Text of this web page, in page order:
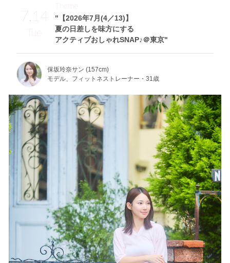
7.14
Tue
"【2026年7月(4／13)】
夏の日差しを味方にする
アクティブおしゃれSNAP♪＠東京"
Theme
保坂玲奈サン (157cm)
モデル、フィットネストレーナー・31歳